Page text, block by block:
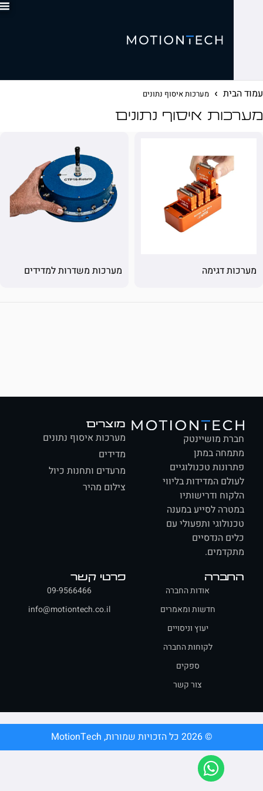
מערכות איסוף נתונים
איסוף נתונים
דגימה מערכות משדרות למדידים
מושיינטק
במתן
טכנולוגיים
המדידות בליווי
ודרישותיו
לסייע במענה
ותפעולי עם
הנדסיים
מוצרים
מערכות איסוף נתונים
מרעדים ותחנות כיול
צילום מהיר
אודות החברה
חדשות ומאמרים
יעוץ וניסויים
לקוחות החברה
פרטי קשר
09-9566466
info@motiontech.co.il